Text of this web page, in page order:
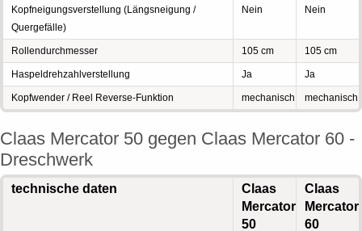
Kopfneigungsverstellung (Längsneigung /
Quergefälle)
Nein Nein
Rollendurchmesser 105 cm 105 cm
Haspeldrehzahlverstellung Ja Ja
Kopfwender / Reel Reverse-Funktion mechanisch mechanisch
Claas Mercator 50 gegen Claas Mercator 60 -
Dreschwerk
technische daten
Claas
Mercator
50
Claas
Mercator
60